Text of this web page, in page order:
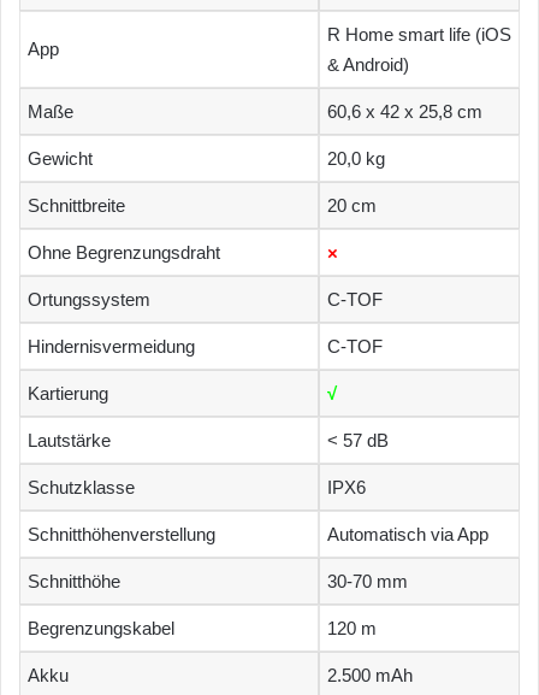
App
R Home smart life (iOS
& Android)
Maße 60,6 x 42 x 25,8 cm
Gewicht 20,0 kg
Schnittbreite 20 cm
Ohne Begrenzungsdraht ×
Ortungssystem C-TOF
Hindernisvermeidung C-TOF
Kartierung √
Lautstärke < 57 dB
Schutzklasse IPX6
Schnitthöhenverstellung Automatisch via App
Schnitthöhe 30-70 mm
Begrenzungskabel 120 m
Akku 2.500 mAh